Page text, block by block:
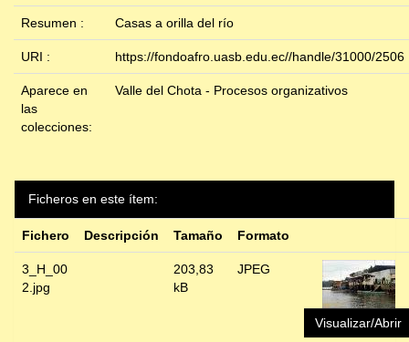
Resumen : Casas a orilla del río
URI : https://fondoafro.uasb.edu.ec//handle/31000/2506
Aparece en
las
colecciones:
Valle del Chota - Procesos organizativos
Ficheros en este ítem:
Fichero Descripción Tamaño Formato
3_H_00
2.jpg
203,83
kB
JPEG
Visualizar/Abrir